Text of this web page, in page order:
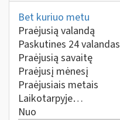
Bet kuriuo metu
Praėjusią valandą
Paskutines 24 valandas
Praėjusią savaitę
Praėjusį mėnesį
Praėjusiais metais
Laikotarpyje…
Nuo